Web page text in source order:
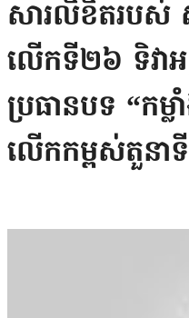
សារលិខិតរបស់
លើកទី២៦ ទិវា
ប្រធានបទ “កម្
លើកកម្ពស់តួនា